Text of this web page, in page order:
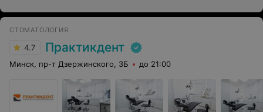
СТОМАТОЛОГИЯ
4.7 Практикдент
Минск, пр-т Дзержинского, 3Б до 21:00